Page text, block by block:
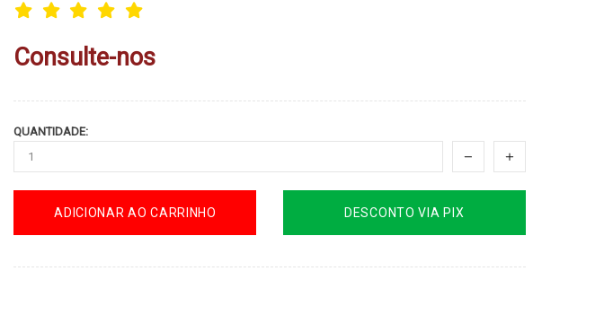
Consulte-nos
QUANTIDADE:
ADICIONAR AO CARRINHO DESCONTO VIA PIX